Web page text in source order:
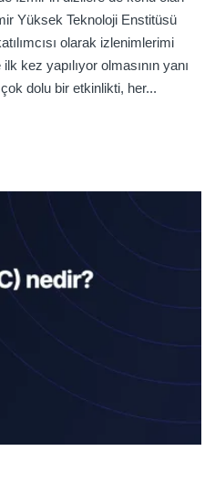
Yüksek Teknoloji Enstitüsü
olarak izlenimlerimi
kez yapılıyor olmasının yanı
dolu bir etkinlikti, her...